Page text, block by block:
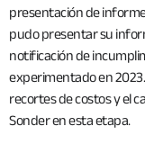
presentación de
pudo presentar su
notificación de
experimentado en
recortes de costos y el
Sonder en esta etapa.